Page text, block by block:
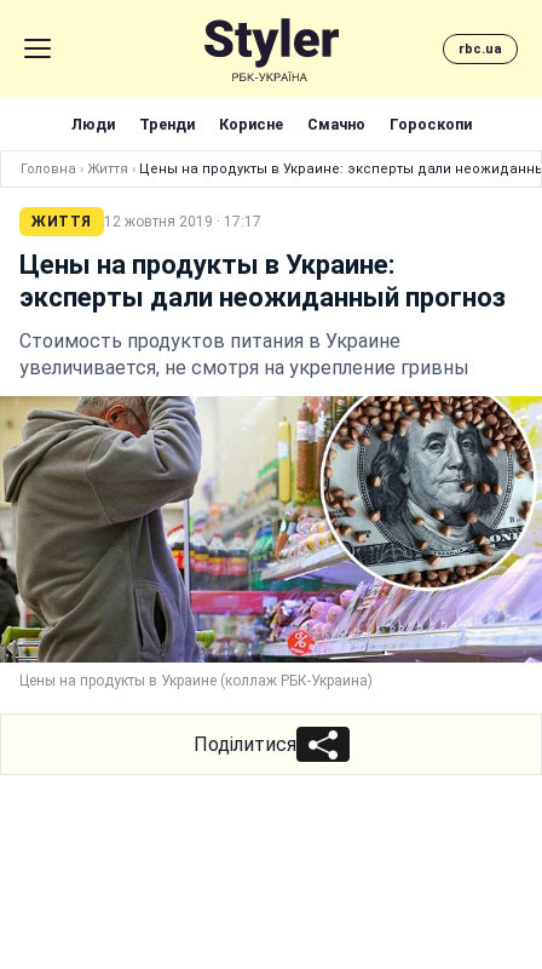
rbc.ua
Люди Тренди Корисне Смачно Гороскопи
Головна › Життя › Цены на продукты в Украине: эксперты дали
ЖИТТЯ 12 жовтня 2019 · 17:17
Цены на продукты в Украине:
эксперты дали неожиданный прогноз
Стоимость продуктов питания в Украине
увеличивается, не смотря на укрепление гривны
Цены на продукты в Украине (коллаж РБК-Украина)
Поділитися